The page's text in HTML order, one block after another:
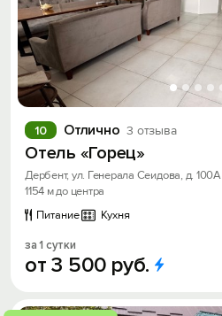
Отлично 3 отзыва
10
Отель «Горец»
Дербент, ул. Генерала Сеидова, д. 100А
1154 м до центра
Питание
Кухня
за 1 сутки
от3 500 руб.